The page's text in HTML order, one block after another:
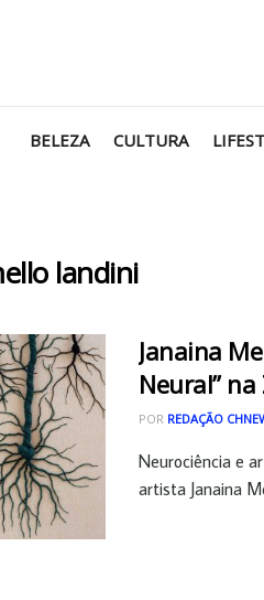
BELEZA CULTURA
landini
Janaina
Neural”
POR REDAÇÃO
Neurociência e
artista Janaina